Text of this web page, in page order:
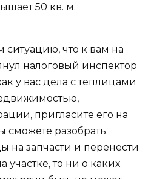
50 кв. м.
что к вам на
налоговый инспектор
у вас дела с теплицами
пригласите его на
сможете разобрать
на запчасти и перенести
участке, то ни о каких